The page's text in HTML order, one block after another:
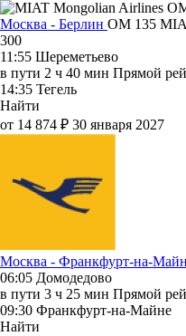
Москва - Берлин OM 135
300
11:55 Шереметьево
в пути 2 ч 40 мин Прямой
14:35 Тегель
Найти
от 14 874 ₽ 30 января 2027
Москва - Франкфурт-на-
06:05 Домодедово
в пути 3 ч 25 мин Прямой
09:30 Франкфурт-на-Майне
Найти